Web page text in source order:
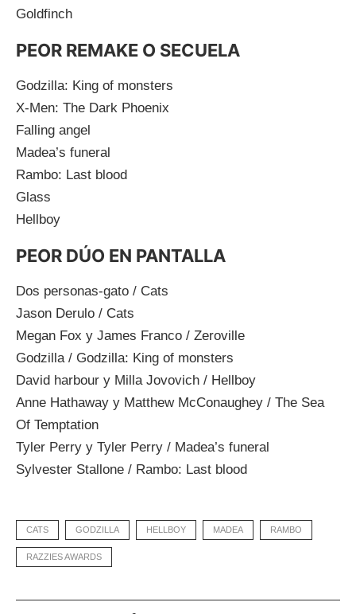
Goldfinch
PEOR REMAKE O SECUELA
Godzilla: King of monsters
X-Men: The Dark Phoenix
Falling angel
Madea’s funeral
Rambo: Last blood
Glass
Hellboy
PEOR DÚO EN PANTALLA
Dos personas-gato / Cats
Jason Derulo / Cats
Megan Fox y James Franco / Zeroville
Godzilla / Godzilla: King of monsters
David harbour y Milla Jovovich / Hellboy
Anne Hathaway y Matthew McConaughey / The Sea
Of Temptation
Tyler Perry y Tyler Perry / Madea’s funeral
Sylvester Stallone / Rambo: Last blood
CATS GODZILLA HELLBOY MADEA RAMBO
RAZZIES AWARDS